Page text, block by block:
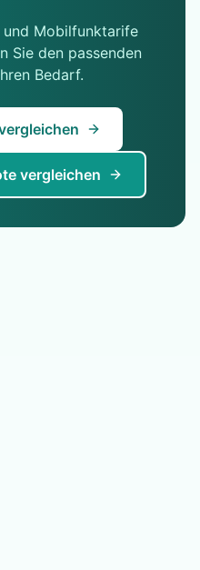
und Mobilfunktarife
Sie den passenden
Bedarf.
vergleichen